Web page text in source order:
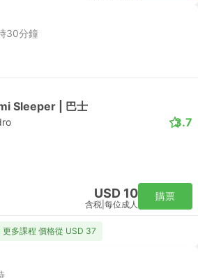
30分鐘
Sleeper | 巴士
3.7
USD 10
含税 每位成人
購票
更多課程 價格從 USD 37